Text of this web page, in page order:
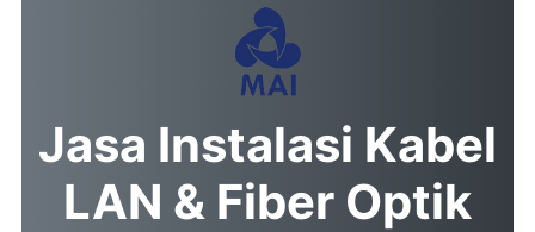
Jasa Instalasi Kabel
LAN & Fiber Optik